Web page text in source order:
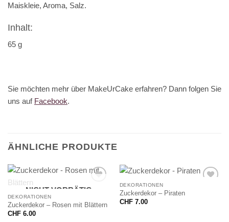
Maiskleie, Aroma, Salz.
Inhalt:
65 g
Sie möchten mehr über MakeUrCake erfahren? Dann folgen Sie
uns auf Facebook.
ÄHNLICHE PRODUKTE
NICHT VORRÄTIG
DEKORATIONEN
Zuckerdekor – Rosen mit Blättern
CHF6.00
DEKORATIONEN
Zuckerdekor – Piraten
CHF7.00